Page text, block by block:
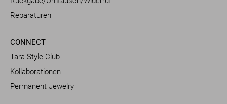
Reparaturen
CONNECT
Tara Style Club
Kollaborationen
Permanent Jewelry